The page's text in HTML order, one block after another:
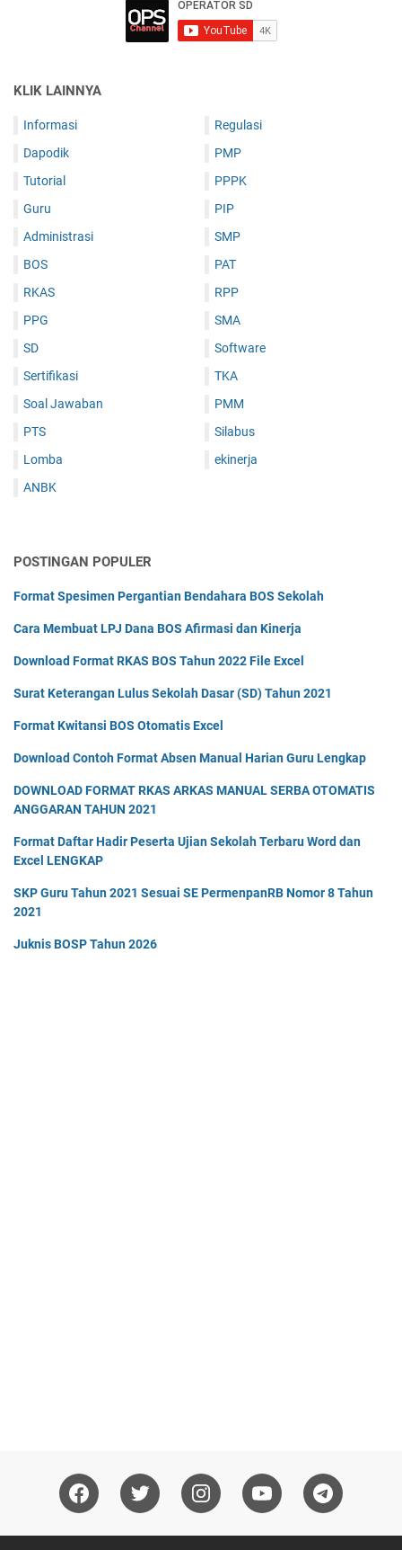
KLIK LAINNYA
Informasi
Dapodik
Tutorial
Guru
Administrasi
BOS
RKAS
PPG
SD
Sertifikasi
Soal Jawaban
PTS
Lomba
ANBK
Regulasi
PMP
PPPK
PIP
SMP
PAT
RPP
SMA
Software
TKA
PMM
Silabus
ekinerja
POSTINGAN POPULER
Format Spesimen Pergantian Bendahara BOS Sekolah
Cara Membuat LPJ Dana BOS Afirmasi dan Kinerja
Download Format RKAS BOS Tahun 2022 File Excel
Surat Keterangan Lulus Sekolah Dasar (SD) Tahun 2021
Format Kwitansi BOS Otomatis Excel
Download Contoh Format Absen Manual Harian Guru Lengkap
DOWNLOAD FORMAT RKAS ARKAS MANUAL SERBA OTOMATIS
ANGGARAN TAHUN 2021
Format Daftar Hadir Peserta Ujian Sekolah Terbaru Word dan
Excel LENGKAP
SKP Guru Tahun 2021 Sesuai SE PermenpanRB Nomor 8 Tahun
2021
Juknis BOSP Tahun 2026